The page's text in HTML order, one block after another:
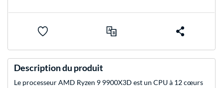
Description du produit
Le processeur AMD Ryzen 9 9900X3D est un CPU à 12 cœurs